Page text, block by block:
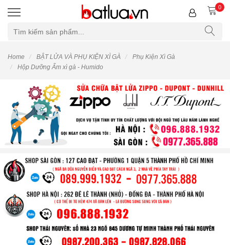
0
Home BẬT LỬA VÀ PHỤ KIỆN XÌ GÀ
Phụ Kiện Xì Gà
Hộp Dưỡng Ẩm xì gà - Humido